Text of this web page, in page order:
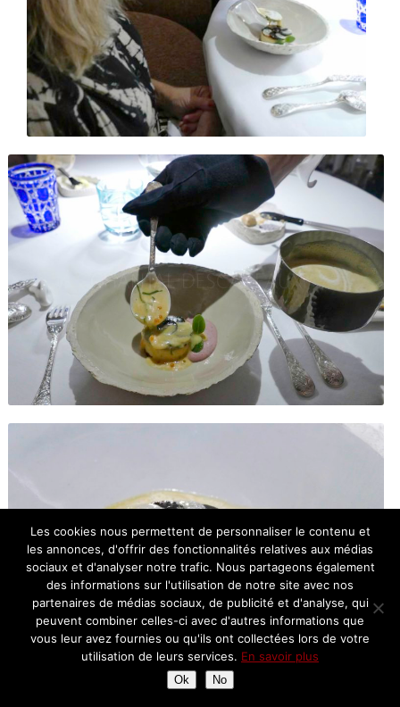
Les cookies nous permettent de personnaliser le contenu et
les annonces, d'offrir des fonctionnalités relatives aux médias
sociaux et d'analyser notre trafic. Nous partageons également
des informations sur l'utilisation de notre site avec nos
partenaires de médias sociaux, de publicité et d'analyse, qui
peuvent combiner celles-ci avec d'autres informations que
vous leur avez fournies ou qu'ils ont collectées lors de votre
utilisation de leurs services. En savoir plus
Ok No